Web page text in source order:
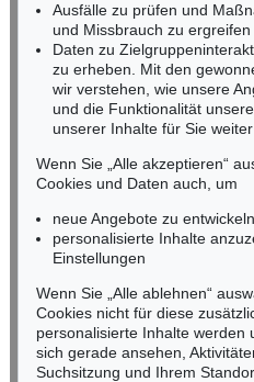
Fax: +49 (0)62 21
Nico Kassel,
Mobil: +49 (0)171
Keine Auktion
Wir informieren
Ausfälle zu prüfen und
und Missbrauch zu ergreifen
Daten zu
zu erheben. Mit den
wir verstehen, wie unsere
und die Funktionalität
unserer Inhalte für Sie
Wenn Sie „Alle akzeptieren“
Cookies und Daten auch, um
neue Angebote zu
personalisierte Inhalte
Einstellungen
Wenn Sie „Alle ablehnen“
Cookies nicht für diese
personalisierte Inhalte werden
sich gerade ansehen,
Suchsitzung und Ihrem